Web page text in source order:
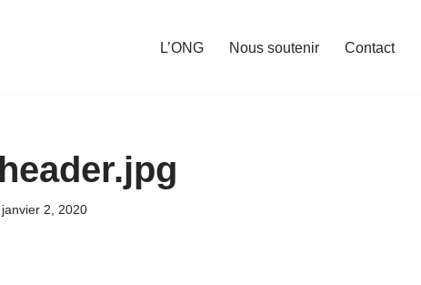
L’ONG Nous soutenir Contact
janvier 2, 2020